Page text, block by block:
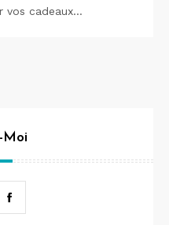
vos cadeaux…
Moi